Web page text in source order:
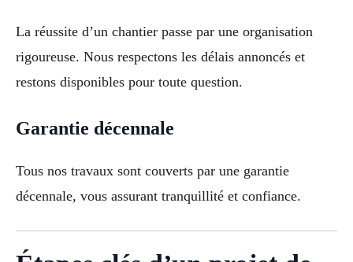
La réussite d’un chantier passe par une organisation
rigoureuse. Nous respectons les délais annoncés et
restons disponibles pour toute question.
Garantie décennale
Tous nos travaux sont couverts par une garantie
décennale, vous assurant tranquillité et confiance.